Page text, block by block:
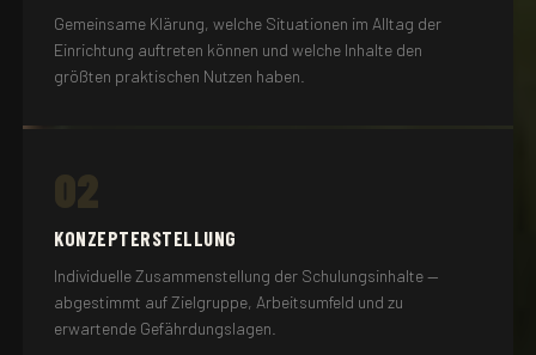
Gemeinsame Klärung, welche Situationen im Alltag der
Einrichtung auftreten können und welche Inhalte den
größten praktischen Nutzen haben.
02
KONZEPTERSTELLUNG
Individuelle Zusammenstellung der Schulungsinhalte —
abgestimmt auf Zielgruppe, Arbeitsumfeld und zu
erwartende Gefährdungslagen.